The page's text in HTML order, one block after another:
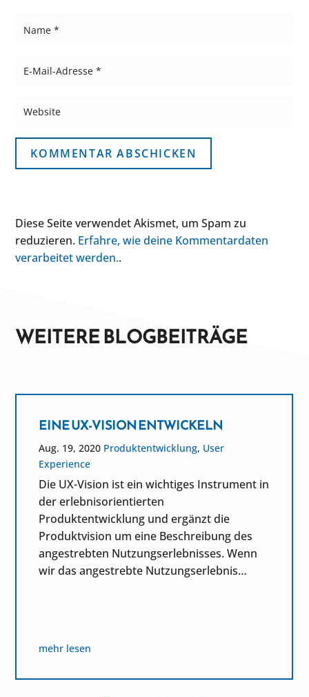
KOMMENTAR ABSCHICKEN
Diese Seite verwendet Akismet, um Spam zu
reduzieren. Erfahre, wie deine Kommentardaten
verarbeitet werden..
WEITERE BLOGBEITRÄGE
EINE UX-VISION ENTWICKELN
Aug. 19, 2020 Produktentwicklung, User
Experience
Die UX-Vision ist ein wichtiges Instrument in
der erlebnisorientierten
Produktentwicklung und ergänzt die
Produktvision um eine Beschreibung des
angestrebten Nutzungserlebnisses. Wenn
wir das angestrebte Nutzungserlebnis…
mehr lesen